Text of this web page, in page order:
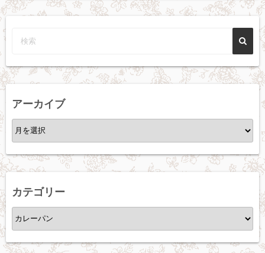
アーカイブ
ア
ー
カ
イ
ブ
カテゴリー
カ
テ
ゴ